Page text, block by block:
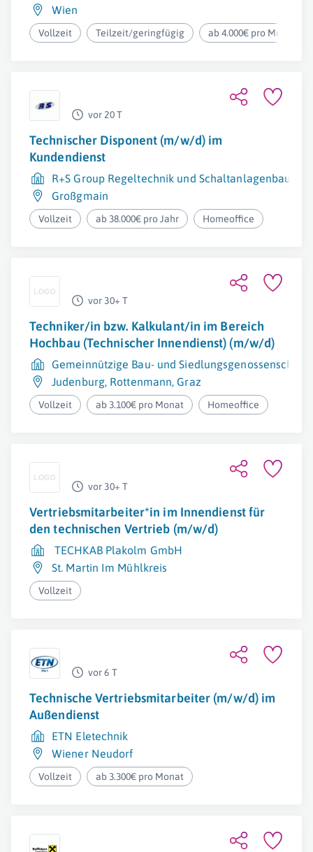
Wien
Vollzeit Teilzeit/geringfügig ab 4.000€ pro Monat
vor 20 T
Technischer Disponent (m/w/d) im
Kundendienst
R+S Group Regeltechnik und Schaltanlagenbau
Großgmain
Vollzeit ab 38.000€ pro Jahr Homeoffice
vor 30+ T
Techniker/in bzw. Kalkulant/in im Bereich
Hochbau (Technischer Innendienst) (m/w/d)
Gemeinnützige Bau- und Siedlungsgenossenschaft
Judenburg, Rottenmann, Graz
Vollzeit ab 3.100€ pro Monat Homeoffice
vor 30+ T
Vertriebsmitarbeiter*in im Innendienst für
den technischen Vertrieb (m/w/d)
TECHKAB Plakolm GmbH
St. Martin Im Mühlkreis
Vollzeit
vor 6 T
Technische Vertriebsmitarbeiter (m/w/d) im
Außendienst
ETN Eletechnik
Wiener Neudorf
Vollzeit ab 3.300€ pro Monat